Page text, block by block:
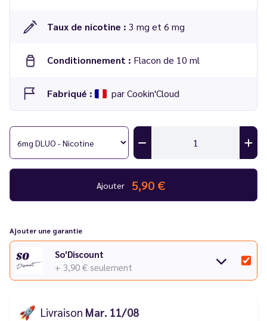
Taux de nicotine : 3 mg et 6 mg
Conditionnement : Flacon de 10 ml
Fabriqué : par Cookin'Cloud
Info :cet e-liquide est en soldes car sa DLUO est dépassée ou
proche. L'intensité de son arôme peut être nuancée mais il
reste cependant sans danger pour la santé. Une belle occasion
de la tester sans se ruiner !
Ajouter 5,90 €
Ajouter une garantie
So'Discount
+ 3,90 € seulement
🚀 Livraison Mar. 11/08